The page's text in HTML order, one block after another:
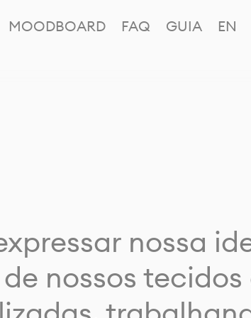
MOODBOARD FAQ GUIA EN
nossa
nossos tecidos